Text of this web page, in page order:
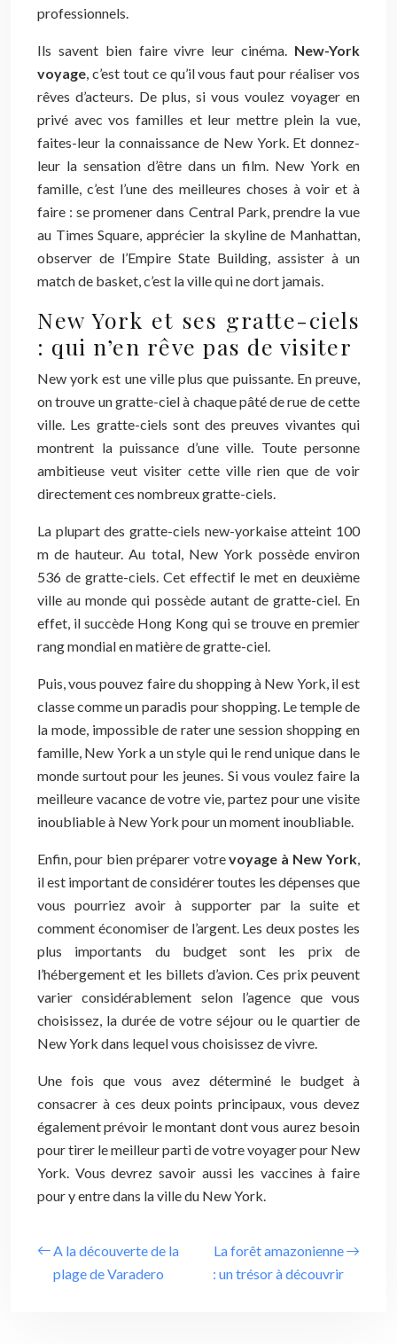
professionnels.
Ils savent bien faire vivre leur cinéma. New-York
voyage, c’est tout ce qu’il vous faut pour réaliser vos
rêves d’acteurs. De plus, si vous voulez voyager en
privé avec vos familles et leur mettre plein la vue,
faites-leur la connaissance de New York. Et donnez-
leur la sensation d’être dans un film. New York en
famille, c’est l’une des meilleures choses à voir et à
faire : se promener dans Central Park, prendre la vue
au Times Square, apprécier la skyline de Manhattan,
observer de l’Empire State Building, assister à un
match de basket, c’est la ville qui ne dort jamais.
New York et ses gratte-ciels
: qui n’en rêve pas de visiter
New york est une ville plus que puissante. En preuve,
on trouve un gratte-ciel à chaque pâté de rue de cette
ville. Les gratte-ciels sont des preuves vivantes qui
montrent la puissance d’une ville. Toute personne
ambitieuse veut visiter cette ville rien que de voir
directement ces nombreux gratte-ciels.
La plupart des gratte-ciels new-yorkaise atteint 100
m de hauteur. Au total, New York possède environ
536 de gratte-ciels. Cet effectif le met en deuxième
ville au monde qui possède autant de gratte-ciel. En
effet, il succède Hong Kong qui se trouve en premier
rang mondial en matière de gratte-ciel.
Puis, vous pouvez faire du shopping à New York, il est
classe comme un paradis pour shopping. Le temple de
la mode, impossible de rater une session shopping en
famille, New York a un style qui le rend unique dans le
monde surtout pour les jeunes. Si vous voulez faire la
meilleure vacance de votre vie, partez pour une visite
inoubliable à New York pour un moment inoubliable.
Enfin, pour bien préparer votrevoyage à New York,
il est important de considérer toutes les dépenses que
vous pourriez avoir à supporter par la suite et
comment économiser de l’argent. Les deux postes les
plus importants du budget sont les prix de
l’hébergement et les billets d’avion. Ces prix peuvent
varier considérablement selon l’agence que vous
choisissez, la durée de votre séjour ou le quartier de
New York dans lequel vous choisissez de vivre.
Une fois que vous avez déterminé le budget à
consacrer à ces deux points principaux, vous devez
également prévoir le montant dont vous aurez besoin
pour tirer le meilleur parti de votre voyager pour New
York. Vous devrez savoir aussi les vaccines à faire
pour y entre dans la ville du New York.
A la découverte de la
plage de Varadero
La forêt amazonienne
: un trésor à découvrir